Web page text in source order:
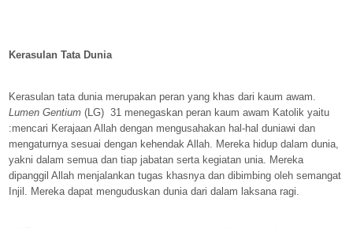
Kerasulan Tata Dunia
Kerasulan tata dunia merupakan peran yang khas dari kaum awam.
Lumen Gentium (LG) 31 menegaskan peran kaum awam Katolik yaitu
:mencari Kerajaan Allah dengan mengusahakan hal-hal duniawi dan
mengaturnya sesuai dengan kehendak Allah. Mereka hidup dalam dunia,
yakni dalam semua dan tiap jabatan serta kegiatan unia. Mereka
dipanggil Allah menjalankan tugas khasnya dan dibimbing oleh semangat
Injil. Mereka dapat menguduskan dunia dari dalam laksana ragi.